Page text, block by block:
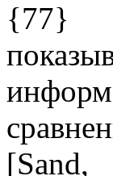
{77}
[Sand,